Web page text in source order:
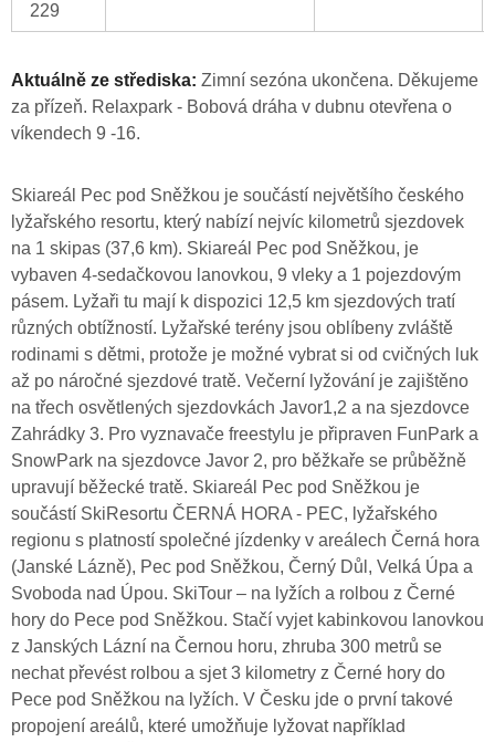
229
Aktuálně ze střediska: Zimní sezóna ukončena. Děkujeme
za přízeň. Relaxpark - Bobová dráha v dubnu otevřena o
víkendech 9 -16.
Skiareál Pec pod Sněžkou je součástí největšího českého
lyžařského resortu, který nabízí nejvíc kilometrů sjezdovek
na 1 skipas (37,6 km). Skiareál Pec pod Sněžkou, je
vybaven 4-sedačkovou lanovkou, 9 vleky a 1 pojezdovým
pásem. Lyžaři tu mají k dispozici 12,5 km sjezdových tratí
různých obtížností. Lyžařské terény jsou oblíbeny zvláště
rodinami s dětmi, protože je možné vybrat si od cvičných luk
až po náročné sjezdové tratě. Večerní lyžování je zajištěno
na třech osvětlených sjezdovkách Javor1,2 a na sjezdovce
Zahrádky 3. Pro vyznavače freestylu je připraven FunPark a
SnowPark na sjezdovce Javor 2, pro běžkaře se průběžně
upravují běžecké tratě. Skiareál Pec pod Sněžkou je
součástí SkiResortu ČERNÁ HORA - PEC, lyžařského
regionu s platností společné jízdenky v areálech Černá hora
(Janské Lázně), Pec pod Sněžkou, Černý Důl, Velká Úpa a
Svoboda nad Úpou. SkiTour – na lyžích a rolbou z Černé
hory do Pece pod Sněžkou. Stačí vyjet kabinkovou lanovkou
z Janských Lázní na Černou horu, zhruba 300 metrů se
nechat převést rolbou a sjet 3 kilometry z Černé hory do
Pece pod Sněžkou na lyžích. V Česku jde o první takové
propojení areálů, které umožňuje lyžovat například